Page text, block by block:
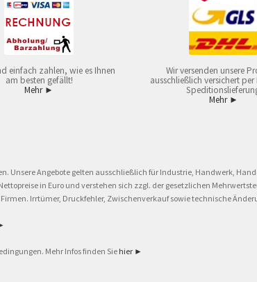
einfach zahlen, wie es Ihnen
am besten gefällt!
Mehr ►
Wir versenden unsere
ausschließlich versichert
Mehr ►
Unsere Angebote gelten ausschließlich für Industrie, Handwerk,
in Euro und verstehen sich zzgl. der gesetzlichen
Irrtümer, Druckfehler, Zwischenverkauf sowie technische
Mehr Infos finden Sie hier ►